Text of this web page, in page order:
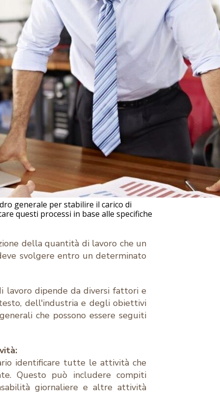
generale per stabilire il carico di
questi processi in base alle specifiche
della quantità di lavoro che un
svolgere entro un determinato
lavoro dipende da diversi fattori e
dell'industria e degli obiettivi
che possono essere seguiti
identificare tutte le attività che
Questo può includere compiti
giornaliere e altre attività